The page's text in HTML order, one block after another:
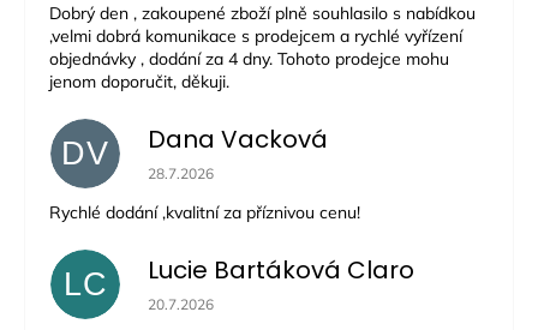
Dobrý den , zakoupené zboží plně souhlasilo s nabídkou
,velmi dobrá komunikace s prodejcem a rychlé vyřízení
objednávky , dodání za 4 dny. Tohoto prodejce mohu
jenom doporučit, děkuji.
DV Dana Vacková
Hodnocení obchodu je 5 z 5 hvězdiček.
28.7.2026
Rychlé dodání ,kvalitní za příznivou cenu!
LC Lucie Bartáková Claro
Hodnocení obchodu je 5 z 5 hvězdiček.
20.7.2026